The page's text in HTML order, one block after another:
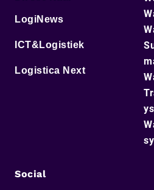
LogiNews
ICT&Logistiek
Logistica Next
Social